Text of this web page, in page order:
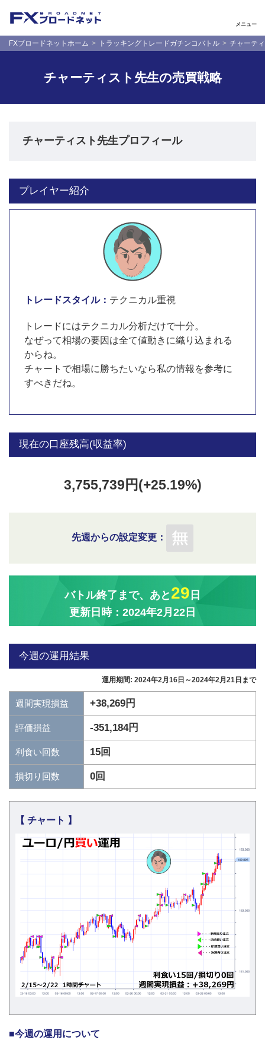
メニュー
FXブロードネットホーム トラッキングトレードガチンコバトル チャーテ
チャーティスト先生の売買戦略
チャーティスト先生プロフィール
プレイヤー紹介
トレードスタイル： テクニカル重視
トレードにはテクニカル分析だけで十分。
なぜって相場の要因は全て値動きに織り込まれる
からね。
チャートで相場に勝ちたいなら私の情報を参考に
すべきだね。
現在の口座残高(収益率)
3,755,739円(+25.19%)
先週からの設定変更：
バトル終了まで、あと 29 日
更新日時：2024年2月22日
今週の運用結果
運用期間: 2024年2月16日～2024年2月21日まで
週間実現損益 +38,269円
評価損益 -351,184円
利食い回数 15回
損切り回数 0回
■今週の運用について
【 チャート 】